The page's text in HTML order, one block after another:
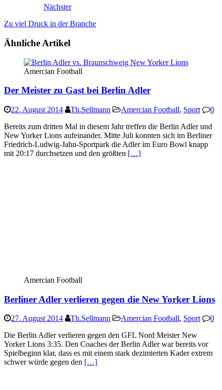
Nächster
Zu viel Druck in der Branche
Ähnliche Artikel
Amercian Football
Der Meister zu Gast bei Berlin Adler
22. August 2014 Th.Sellmann Amercian Football, Sport
0
Bereits zum dritten Mal in diesem Jahr treffen die Berlin Adler und
New Yorker Lions aufeinander. Mitte Juli konnten sich im Berliner
Friedrich-Ludwig-Jahn-Sportpark die Adler im Euro Bowl knapp
mit 20:17 durchsetzen und den größten […]
Amercian Football
Berliner Adler verlieren gegen die New Yorker Lions
27. August 2014 Th.Sellmann Amercian Football, Sport
0
Die Berlin Adler verlieren gegen den GFL Nord Meister New
Yorker Lions 3:35. Den Coaches der Berlin Adler war bereits vor
Spielbeginn klar, dass es mit einem stark dezimierten Kader extrem
schwer würde gegen den […]